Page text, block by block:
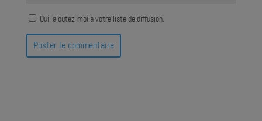
Oui, ajoutez-moi à votre liste de diffusion.